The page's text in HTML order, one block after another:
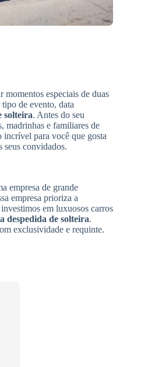
momentos especiais de duas
de evento, data
solteira. Antes do seu
madrinhas e familiares de
para você que gosta
seus convidados.
empresa de grande
empresa prioriza a
em luxuosos carros
despedida de solteira.
exclusividade e requinte.